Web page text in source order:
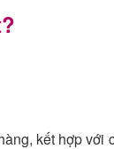
kết hợp với